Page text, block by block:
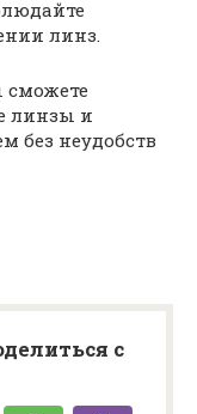
линз.
линзы и
без неудобств
с